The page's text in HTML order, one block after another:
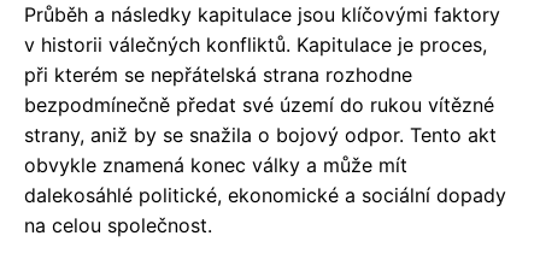
Průběh a následky kapitulace jsou klíčovými faktory
v historii válečných konfliktů. Kapitulace je proces,
při kterém se nepřátelská strana rozhodne
bezpodmínečně předat své území do rukou vítězné
strany, aniž by se snažila o bojový odpor. Tento akt
obvykle znamená konec války a může mít
dalekosáhlé politické, ekonomické a sociální dopady
na celou společnost.